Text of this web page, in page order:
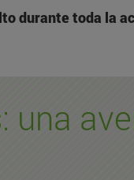
durante toda la
una